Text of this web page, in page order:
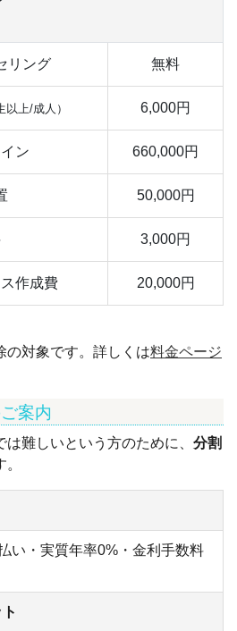
リング 無料
以上/成人） 6,000円
ン 660,000円
50,000円
3,000円
作成費 20,000円
対象です。詳しくは料金ページ
案内
難しいという方のために、 分割
払い・実質年率0%・金利手数料